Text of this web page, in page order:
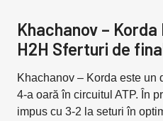
Khachanov –
H2H Sferturi de
Khachanov – Korda este un
4-a oară în circuitul ATP. În
impus cu 3-2 la seturi în